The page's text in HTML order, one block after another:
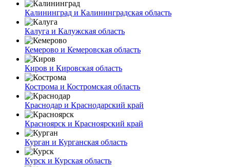
Калининград и Калининградская область
Калуга и Калужская область
Кемерово и Кемеровская область
Киров и Кировская область
Кострома и Костромская область
Краснодар и Краснодарский край
Красноярск и Красноярский край
Курган и Курганская область
Курск и Курская область